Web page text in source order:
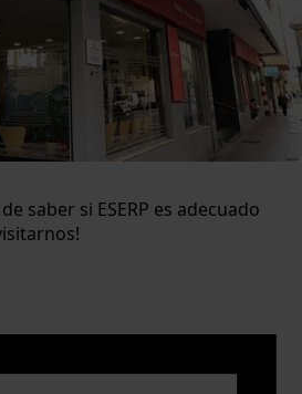
saber si ESERP es adecuado